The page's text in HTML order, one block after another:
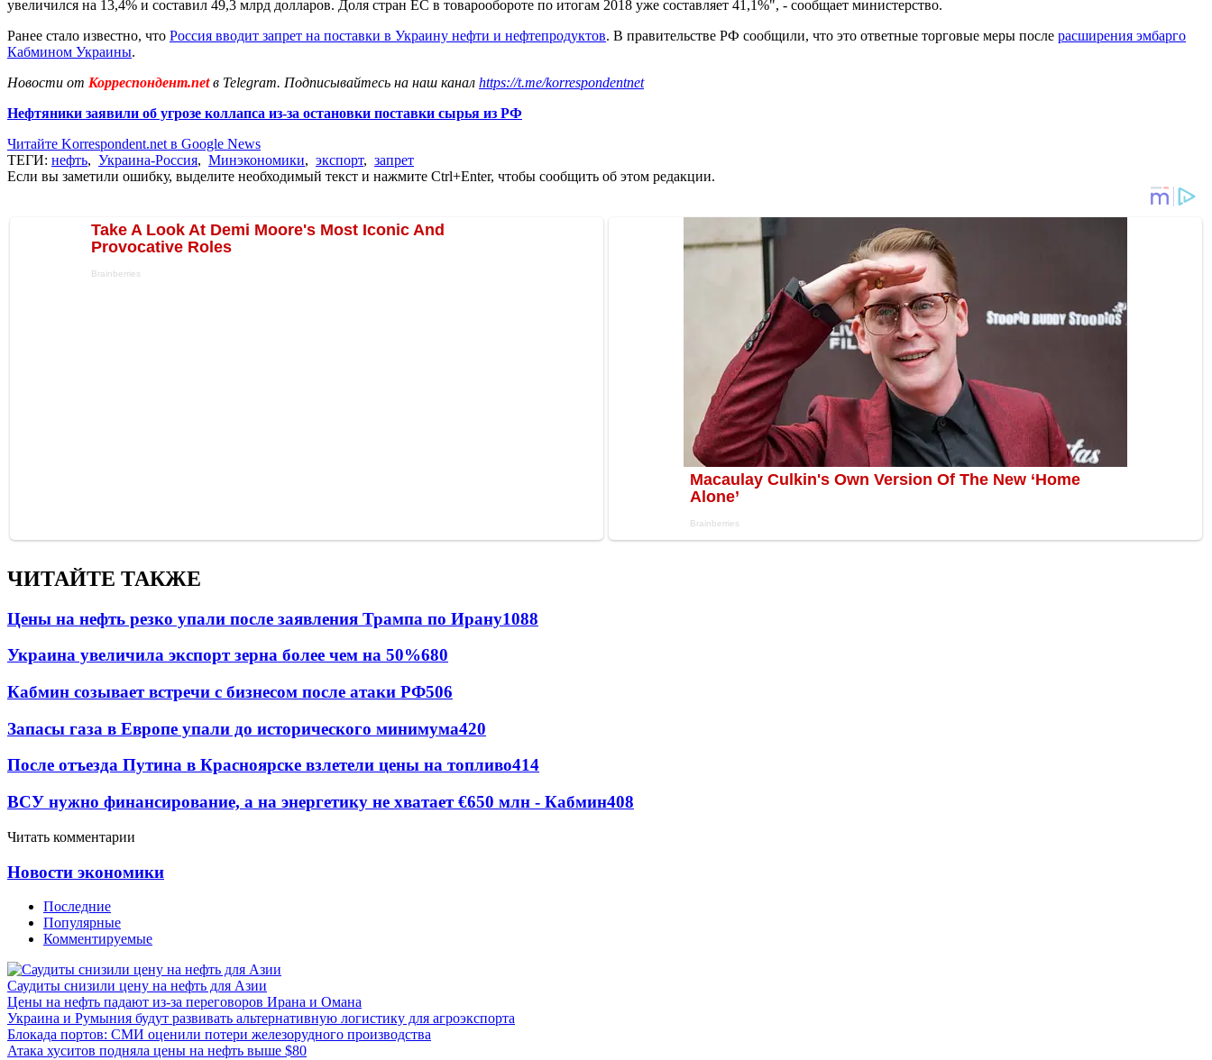
увеличился на 13,4% и составил 49,3 млрд долларов. Доля стран ЕС в товарообороте по итогам 2018 уже составляет 41,1%", - сообщает министерство.
Ранее стало известно, что Россия вводит запрет на поставки в Украину нефти и нефтепродуктов. В правительстве РФ сообщили, что это ответные торговые меры после расширения эмбарго
Кабмином Украины.
Новости от Корреспондент.netв Telegram. Подписывайтесь на наш канал https://t.me/korrespondentnet
Нефтяники заявили об угрозе коллапса из-за остановки поставки сырья из РФ
Читайте Korrespondent.net в Google News
ТЕГИ: нефть, Украина-Россия, Минэкономики, экспорт, запрет
Если вы заметили ошибку, выделите необходимый текст и нажмите Ctrl+Enter, чтобы сообщить об этом редакции.
ЧИТАЙТЕ ТАКЖЕ
Цены на нефть резко упали после заявления Трампа по Ирану1088
Украина увеличила экспорт зерна более чем на 50%680
Кабмин созывает встречи с бизнесом после атаки РФ506
Запасы газа в Европе упали до исторического минимума420
После отъезда Путина в Красноярске взлетели цены на топливо414
ВСУ нужно финансирование, а на энергетику не хватает €650 млн - Кабмин408
Читать комментарии
Новости экономики
Последние
Популярные
Комментируемые
Саудиты снизили цену на нефть для Азии
Цены на нефть падают из-за переговоров Ирана и Омана
Украина и Румыния будут развивать альтернативную логистику для агроэкспорта
Блокада портов: СМИ оценили потери железорудного производства
Атака хуситов подняла цены на нефть выше $80